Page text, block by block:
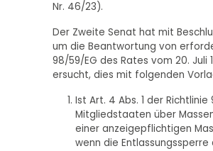
Nr. 46/23).
Der Zweite Senat hat mit
um die Beantwortung von
98/59/EG des Rates vom 20.
ersucht, dies mit folgenden
Ist Art. 4 Abs. 1 der
Mitgliedstaaten über
einer anzeigepflichtigen
wenn die